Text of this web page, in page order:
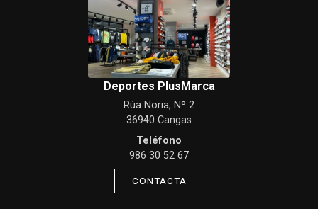
Deportes PlusMarca
Rúa Noria, Nº 2
36940 Cangas
Teléfono
986 30 52 67
CONTACTA